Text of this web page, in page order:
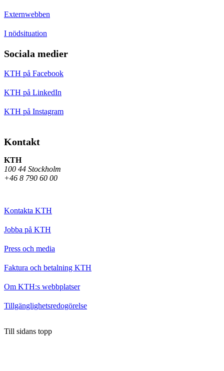
Externwebben
I nödsituation
Sociala medier
KTH på Facebook
KTH på LinkedIn
KTH på Instagram
Kontakt
KTH
100 44 Stockholm
+46 8 790 60 00
Kontakta KTH
Jobba på KTH
Press och media
Faktura och betalning KTH
Om KTH:s webbplatser
Tillgänglighetsredogörelse
Till sidans topp